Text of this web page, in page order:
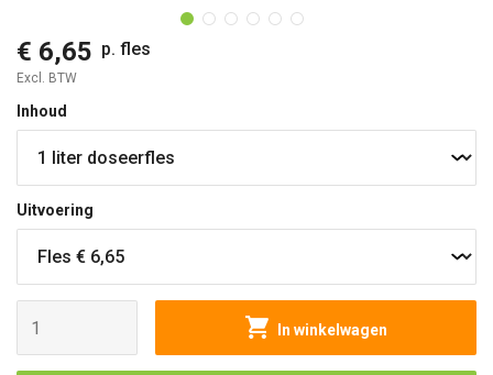
€ 6,65 p. fles
Excl. BTW
Inhoud
Uitvoering
In winkelwagen